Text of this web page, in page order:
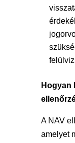
Hogyan
A NAV
amelyet